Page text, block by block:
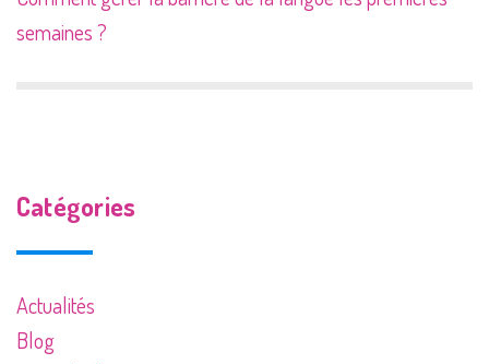
semaines ?
Catégories
Actualités
Blog